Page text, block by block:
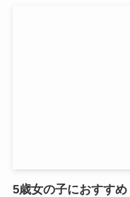
5歳女の子におすす